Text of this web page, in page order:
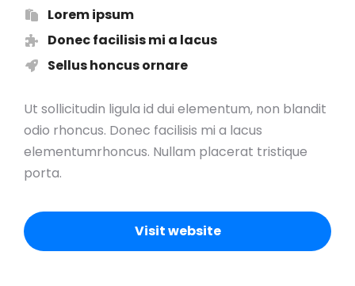
Lorem ipsum
Donec facilisis mi a lacus
Sellus honcus ornare
Ut sollicitudin ligula id dui elementum, non blandit
odio rhoncus. Donec facilisis mi a lacus
elementumrhoncus. Nullam placerat tristique
porta.
Visit website